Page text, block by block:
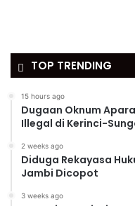
TOP TRENDING
15 hours ago
Dugaan Oknum
Illegal di Kerinci-
2 weeks ago
Diduga Rekayasa
Jambi Dicopot
3 weeks ago